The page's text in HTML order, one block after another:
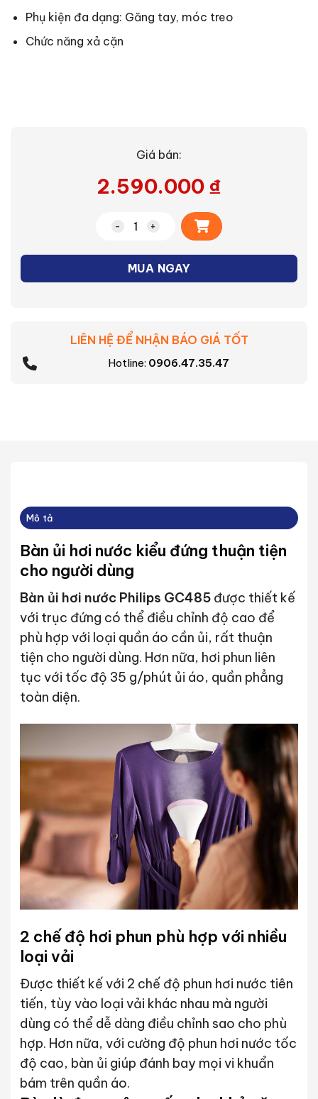
Phụ kiện đa dạng: Găng tay, móc treo
Chức năng xả cặn
Giá bán:
2.590.000 ₫
Bàn ủi hơi nước Philips GC485/49 số
MUA NGAY
Alternative:
LIÊN HỆ ĐỂ NHẬN BÁO GIÁ TỐT
Hotline: 0906.47.35.47
Mô tả
Bàn ủi hơi nước kiểu đứng thuận tiện
cho người dùng
Bàn ủi hơi nước Philips GC485 được thiết kế
với trục đứng có thể điều chỉnh độ cao để
phù hợp với loại quần áo cần ủi, rất thuận
tiện cho người dùng. Hơn nữa, hơi phun liên
tục với tốc độ 35 g/phút ủi áo, quần phẳng
toàn diện.
2 chế độ hơi phun phù hợp với nhiều
loại vải
Được thiết kế với 2 chế độ phun hơi nước tiên
tiến, tùy vào loại vải khác nhau mà người
dùng có thể dễ dàng điều chỉnh sao cho phù
hợp. Hơn nữa, với cường độ phun hơi nước tốc
độ cao, bàn ủi giúp đánh bay mọi vi khuẩn
bám trên quần áo.